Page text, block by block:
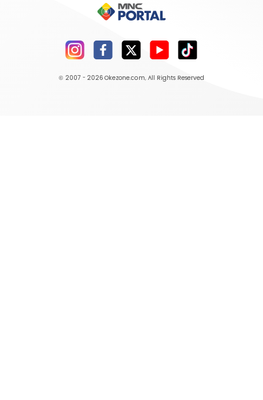
© 2007 - 2026 Okezone.com, All Rights Reserved